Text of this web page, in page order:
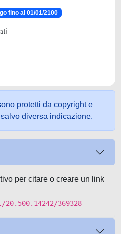
fino al 01/01/2100
protetti da copyright e
diversa indicazione.
per citare o creare un link
369328